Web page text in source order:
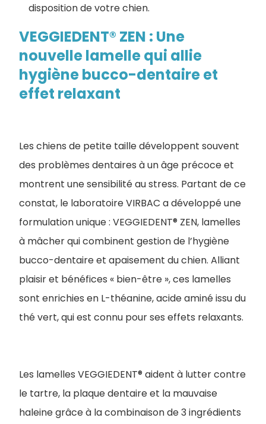
disposition de votre chien.
VEGGIEDENT® ZEN : Une
nouvelle lamelle qui allie
hygiène bucco-dentaire et
effet relaxant
Les chiens de petite taille développent souvent
des problèmes dentaires à un âge précoce et
montrent une sensibilité au stress. Partant de ce
constat, le laboratoire VIRBAC a développé une
formulation unique : VEGGIEDENT® ZEN, lamelles
à mâcher qui combinent gestion de l’hygiène
bucco-dentaire et apaisement du chien. Alliant
plaisir et bénéfices « bien-être », ces lamelles
sont enrichies en L-théanine, acide aminé issu du
thé vert, qui est connu pour ses effets relaxants.
Les lamelles VEGGIEDENT® aident à lutter contre
le tartre, la plaque dentaire et la mauvaise
haleine grâce à la combinaison de 3 ingrédients